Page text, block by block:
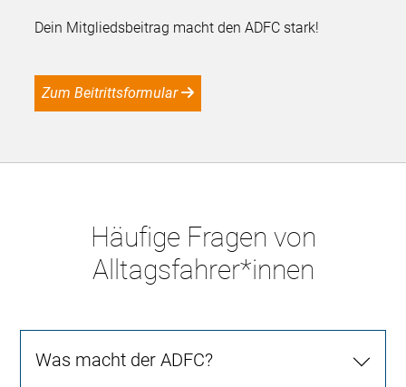
Dein Mitgliedsbeitrag macht den ADFC stark!
Zum Beitrittsformular
Häufige Fragen von
Alltagsfahrer*innen
Was macht der ADFC?